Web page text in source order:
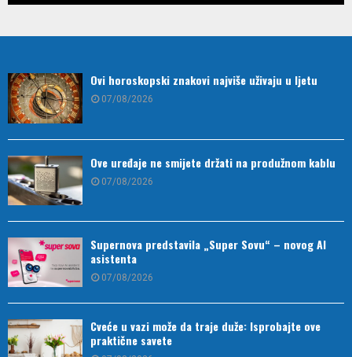
Ovi horoskopski znakovi najviše uživaju u ljetu
07/08/2026
Ove uređaje ne smijete držati na produžnom kablu
07/08/2026
Supernova predstavila „Super Sovu“ – novog AI
asistenta
07/08/2026
Cveće u vazi može da traje duže: Isprobajte ove
praktične savete